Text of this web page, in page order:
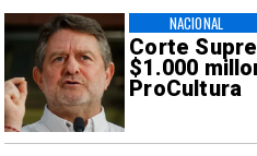
Corte
$1.000
ProCultura
NACIONAL